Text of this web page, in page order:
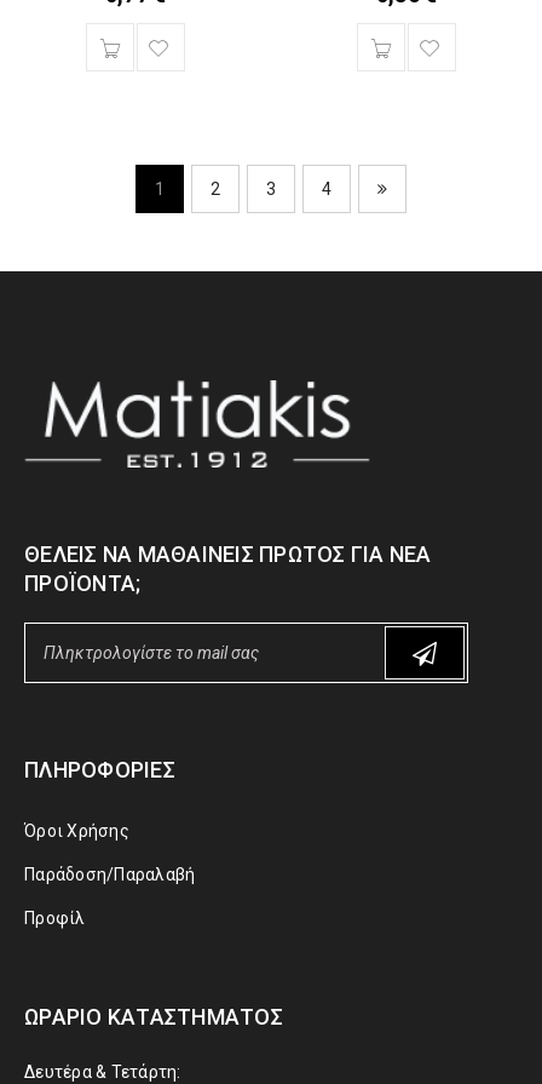
1 2 3 4
ΘΈΛΕΙΣ ΝΑ ΜΑΘΑΊΝΕΙΣ ΠΡΏΤΟΣ ΓΙΑ ΝΈΑ
ΠΡΟΪΌΝΤΑ;
ΠΛΗΡΟΦΟΡΊΕΣ
Όροι Χρήσης
Παράδοση/Παραλαβή
Προφίλ
ΩΡΆΡΙΟ ΚΑΤΑΣΤΉΜΑΤΟΣ
Δευτέρα & Τετάρτη: